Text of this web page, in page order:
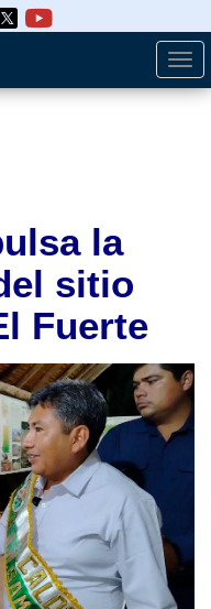
la
sitio
Fuerte